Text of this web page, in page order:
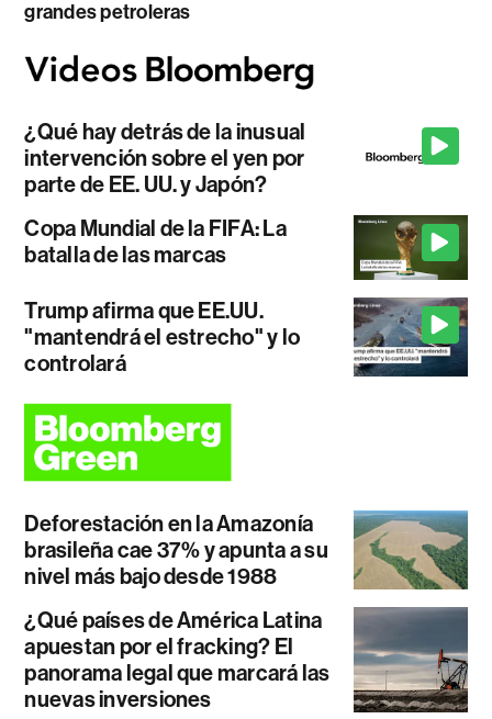
grandes petroleras
¿Qué hay detrás de la inusual
intervención sobre el yen por
parte de EE. UU. y Japón?
Copa Mundial de la FIFA: La
batalla de las marcas
Trump afirma que EE.UU.
"mantendrá el estrecho" y lo
controlará
Deforestación en la Amazonía
brasileña cae 37% y apunta a su
nivel más bajo desde 1988
¿Qué países de América Latina
apuestan por el fracking? El
panorama legal que marcará las
nuevas inversiones